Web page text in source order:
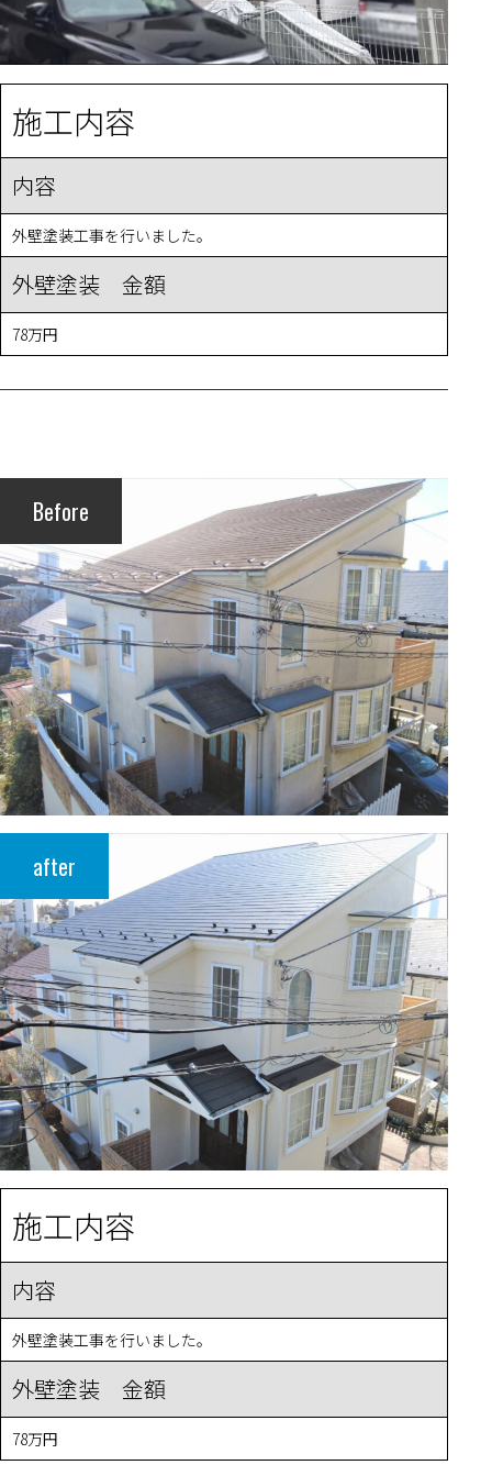
施工内容
内容
外壁塗装工事を行いました。
外壁塗装 金額
78万円
Before
after
施工内容
内容
外壁塗装工事を行いました。
外壁塗装 金額
78万円